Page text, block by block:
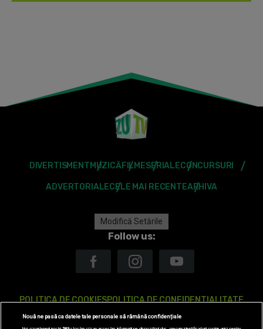
DIVERTISMENT MUZICĂFILMESERIALECONCURSURI
ADVERTORIALECELE MAI RECENTEARHIVA
Modifică Setările
Follow us:
POLITICA DE COOKIESPOLITICA DE CONFIDENTIALITATE
ANTENA TV GROUP S.A. – DATE COMPANIE
Nouă ne pasă ca datele tale personale să rămână confidențiale